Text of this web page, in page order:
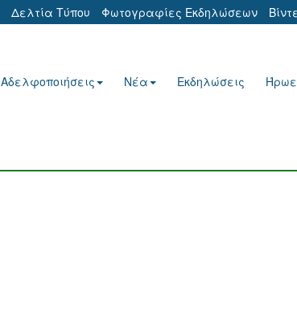
Δελτία Τύπου Φωτογραφίες Εκδηλώσεων
Αδελφοποιήσεις Νέα Εκδηλώσεις